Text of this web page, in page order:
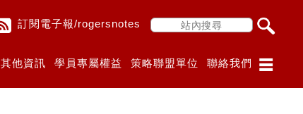
聯絡我們
策略聯盟單位
學員專屬權益
其他資訊
訂閱電子報/rogersnotes